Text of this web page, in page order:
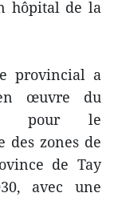
hôpital de la
provincial a
œuvre du
pour le
des zones de
de Tay
avec une